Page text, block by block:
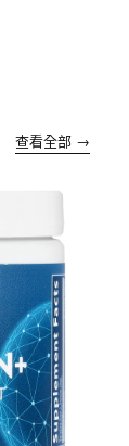
查看全部 →